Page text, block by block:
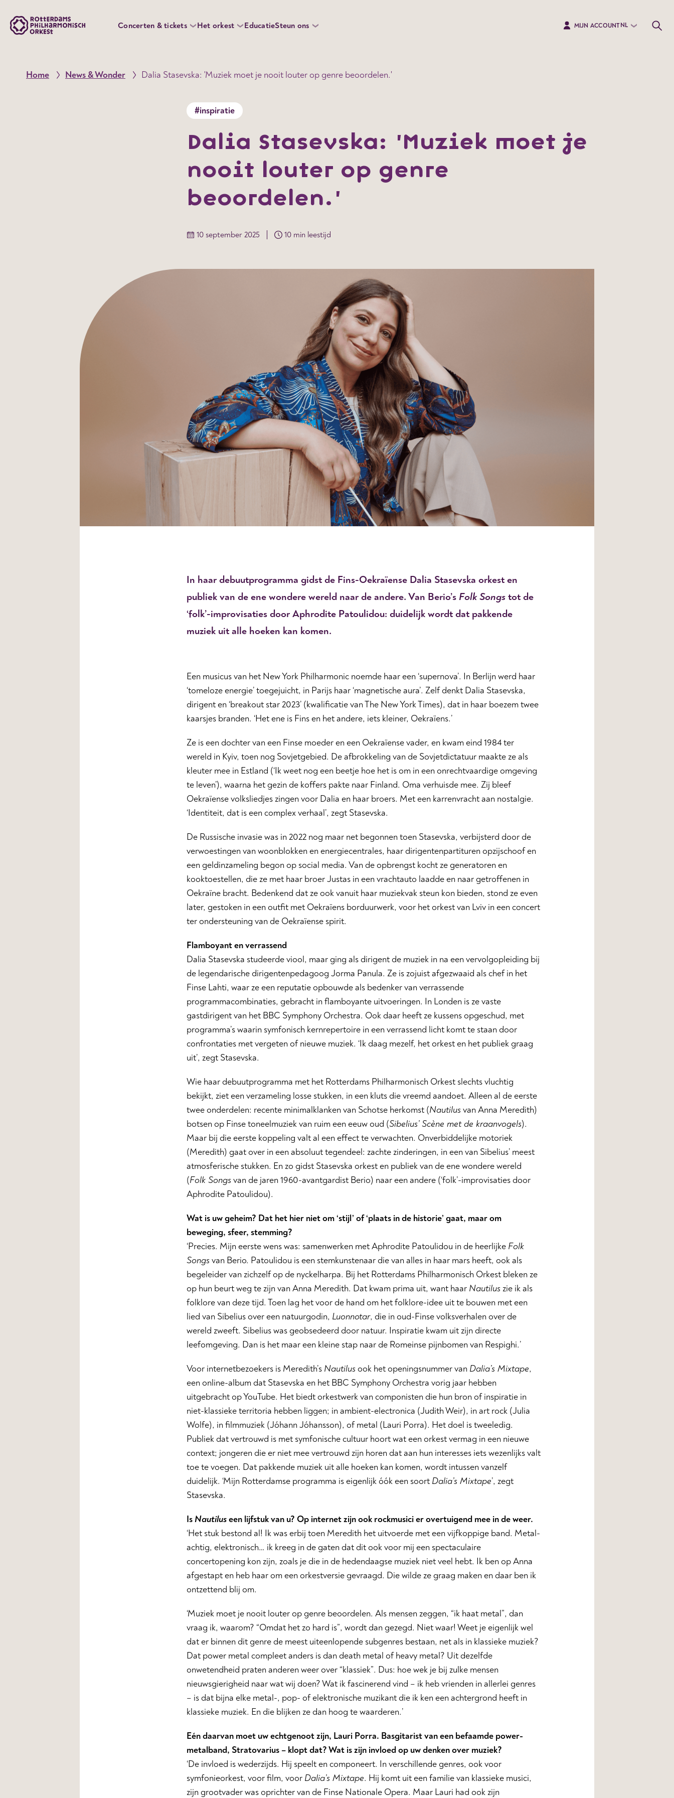
Concerten & tickets Het orkest EducatieSteun ons MIJN ACCOUNTNL
Home News & Wonder Dalia Stasevska: 'Muziek moet je nooit louter op genre beoordelen.'
#inspiratie
Dalia Stasevska: 'Muziek moet je
nooit louter op genre
beoordelen.'
10 september 2025 10 min leestijd
In haar debuutprogramma gidst de Fins-Oekraïense Dalia Stasevska orkest en
publiek van de ene wondere wereld naar de andere. Van Berio’s Folk Songs tot de
‘folk’-improvisaties door Aphrodite Patoulidou: duidelijk wordt dat pakkende
muziek uit alle hoeken kan komen.
Een musicus van het New York Philharmonic noemde haar een ‘supernova’. In Berlijn werd haar
‘tomeloze energie’ toegejuicht, in Parijs haar ‘magnetische aura’. Zelf denkt Dalia Stasevska,
dirigent en ‘breakout star 2023’ (kwalificatie van The New York Times), dat in haar boezem twee
kaarsjes branden. ‘Het ene is Fins en het andere, iets kleiner, Oekraïens.’
Ze is een dochter van een Finse moeder en een Oekraïense vader, en kwam eind 1984 ter
wereld in Kyiv, toen nog Sovjetgebied. De afbrokkeling van de Sovjetdictatuur maakte ze als
kleuter mee in Estland (‘Ik weet nog een beetje hoe het is om in een onrechtvaardige omgeving
te leven’), waarna het gezin de koffers pakte naar Finland. Oma verhuisde mee. Zij bleef
Oekraïense volksliedjes zingen voor Dalia en haar broers. Met een karrenvracht aan nostalgie.
‘Identiteit, dat is een complex verhaal’, zegt Stasevska.
De Russische invasie was in 2022 nog maar net begonnen toen Stasevska, verbijsterd door de
verwoestingen van woonblokken en energiecentrales, haar dirigentenpartituren opzijschoof en
een geldinzameling begon op social media. Van de opbrengst kocht ze generatoren en
kooktoestellen, die ze met haar broer Justas in een vrachtauto laadde en naar getroffenen in
Oekraïne bracht. Bedenkend dat ze ook vanuit haar muziekvak steun kon bieden, stond ze even
later, gestoken in een outfit met Oekraïens borduurwerk, voor het orkest van Lviv in een concert
ter ondersteuning van de Oekraïense spirit.
Flamboyant en verrassend
Dalia Stasevska studeerde viool, maar ging als dirigent de muziek in na een vervolgopleiding bij
de legendarische dirigentenpedagoog Jorma Panula. Ze is zojuist afgezwaaid als chef in het
Finse Lahti, waar ze een reputatie opbouwde als bedenker van verrassende
programmacombinaties, gebracht in flamboyante uitvoeringen. In Londen is ze vaste
gastdirigent van het BBC Symphony Orchestra. Ook daar heeft ze kussens opgeschud, met
programma’s waarin symfonisch kernrepertoire in een verrassend licht komt te staan door
confrontaties met vergeten of nieuwe muziek. ‘Ik daag mezelf, het orkest en het publiek graag
uit’, zegt Stasevska.
Wie haar debuutprogramma met het Rotterdams Philharmonisch Orkest slechts vluchtig
bekijkt, ziet een verzameling losse stukken, in een kluts die vreemd aandoet. Alleen al de eerste
twee onderdelen: recente minimalklanken van Schotse herkomst (Nautilusvan Anna Meredith)
botsen op Finse toneelmuziek van ruim een eeuw oud (Sibelius’ Scène met de kraanvogels).
Maar bij die eerste koppeling valt al een effect te verwachten. Onverbiddelijke motoriek
(Meredith) gaat over in een absoluut tegendeel: zachte zinderingen, in een van Sibelius’ meest
atmosferische stukken. En zo gidst Stasevska orkest en publiek van de ene wondere wereld
(Folk Songsvan de jaren 1960-avantgardist Berio) naar een andere (‘folk’-improvisaties door
Aphrodite Patoulidou).
Wat is uw geheim? Dat het hier niet om ‘stijl’ of ‘plaats in de historie’ gaat, maar om
beweging, sfeer, stemming?
‘Precies. Mijn eerste wens was: samenwerken met Aphrodite Patoulidou in de heerlijke Folk
Songsvan Berio. Patoulidou is een stemkunstenaar die van alles in haar mars heeft, ook als
begeleider van zichzelf op de nyckelharpa. Bij het Rotterdams Philharmonisch Orkest bleken ze
op hun beurt weg te zijn van Anna Meredith. Dat kwam prima uit, want haar Nautiluszie ik als
folklore van deze tijd. Toen lag het voor de hand om het folklore-idee uit te bouwen met een
lied van Sibelius over een natuurgodin, Luonnotar, die in oud-Finse volksverhalen over de
wereld zweeft. Sibelius was geobsedeerd door natuur. Inspiratie kwam uit zijn directe
leefomgeving. Dan is het maar een kleine stap naar de Romeinse pijnbomen van Respighi.’
Voor internetbezoekers is Meredith’s Nautilus ook het openingsnummer van Dalia’s Mixtape,
een online-album dat Stasevska en het BBC Symphony Orchestra vorig jaar hebben
uitgebracht op YouTube. Het biedt orkestwerk van componisten die hun bron of inspiratie in
niet-klassieke territoria hebben liggen; in ambient-electronica (Judith Weir), in art rock (Julia
Wolfe), in filmmuziek (Jóhann Jóhansson), of metal (Lauri Porra). Het doel is tweeledig.
Publiek dat vertrouwd is met symfonische cultuur hoort wat een orkest vermag in een nieuwe
context; jongeren die er niet mee vertrouwd zijn horen dat aan hun interesses iets wezenlijks valt
toe te voegen. Dat pakkende muziek uit alle hoeken kan komen, wordt intussen vanzelf
duidelijk. ‘Mijn Rotterdamse programma is eigenlijk óók een soort Dalia’s Mixtape’, zegt
Stasevska.
IsNautiluseen lijfstuk van u? Op internet zijn ook rockmusici er overtuigend mee in de weer.
‘Het stuk bestond al! Ik was erbij toen Meredith het uitvoerde met een vijfkoppige band. Metal-
achtig, elektronisch… ik kreeg in de gaten dat dit ook voor mij een spectaculaire
concertopening kon zijn, zoals je die in de hedendaagse muziek niet veel hebt. Ik ben op Anna
afgestapt en heb haar om een orkestversie gevraagd. Die wilde ze graag maken en daar ben ik
ontzettend blij om.
‘Muziek moet je nooit louter op genre beoordelen. Als mensen zeggen, “ik haat metal”, dan
vraag ik, waarom? “Omdat het zo hard is”, wordt dan gezegd. Niet waar! Weet je eigenlijk wel
dat er binnen dit genre de meest uiteenlopende subgenres bestaan, net als in klassieke muziek?
Dat power metal compleet anders is dan death metal of heavy metal? Uit dezelfde
onwetendheid praten anderen weer over “klassiek”. Dus: hoe wek je bij zulke mensen
nieuwsgierigheid naar wat wij doen? Wat ik fascinerend vind – ik heb vrienden in allerlei genres
– is dat bijna elke metal-, pop- of elektronische muzikant die ik ken een achtergrond heeft in
klassieke muziek. En die blijken ze dan hoog te waarderen.’
Eén daarvan moet uw echtgenoot zijn, Lauri Porra. Basgitarist van een befaamde power-
metalband, Stratovarius – klopt dat? Wat is zijn invloed op uw denken over muziek?
‘De invloed is wederzijds. Hij speelt en componeert. In verschillende genres, ook voor
symfonieorkest, voor film, voor Dalia’s Mixtape. Hij komt uit een familie van klassieke musici,
zijn grootvader was oprichter van de Finse Nationale Opera. Maar Lauri had ook zijn